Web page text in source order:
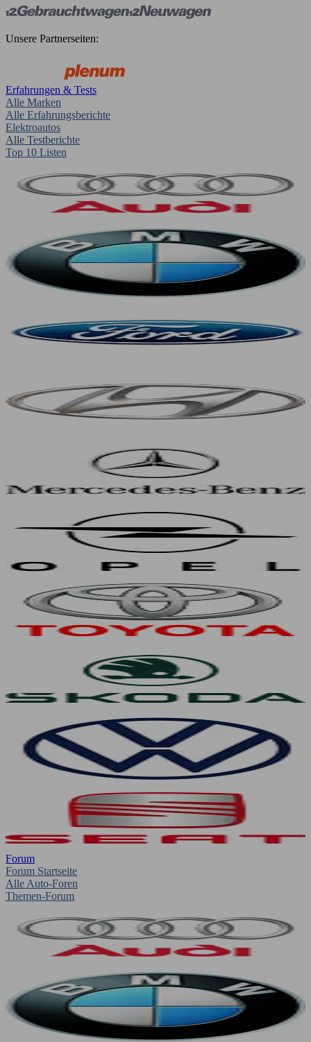
Unsere Partnerseiten:
Erfahrungen & Tests
Alle Marken
Alle Erfahrungsberichte
Elektroautos
Alle Testberichte
Top 10 Listen
Forum
Forum Startseite
Alle Auto-Foren
Themen-Forum